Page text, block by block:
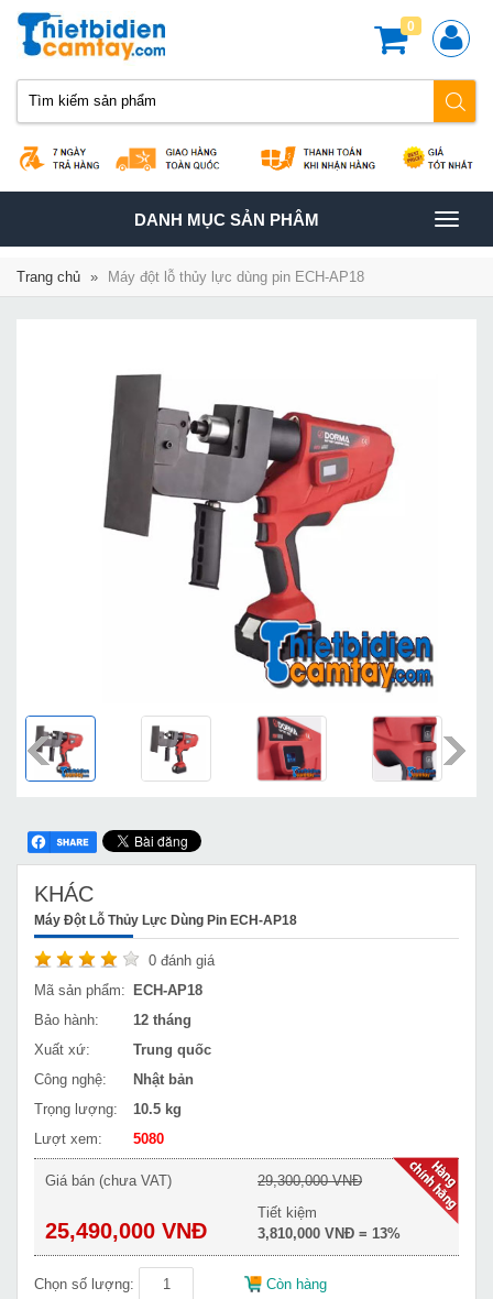
0
TOGGLE
NAVIGATION
DANH MỤC SẢN PHÂM
Trang chủ » Máy đột lỗ thủy lực dùng pin ECH-AP18
KHÁC
Máy Đột Lỗ Thủy Lực Dùng Pin ECH-AP18
0 đánh giá
Mã sản phẩm:
ECH-AP18
Bảo hành:
12 tháng
Xuất xứ:
Trung quốc
Công nghệ:
Nhật bản
Trọng lượng:
10.5 kg
Lượt xem:
5080
Giá bán (chưa VAT)
25,490,000 VNĐ
29,300,000 VNĐ
Tiết kiệm
3,810,000 VNĐ = 13%
Chọn số lượng: Còn hàng